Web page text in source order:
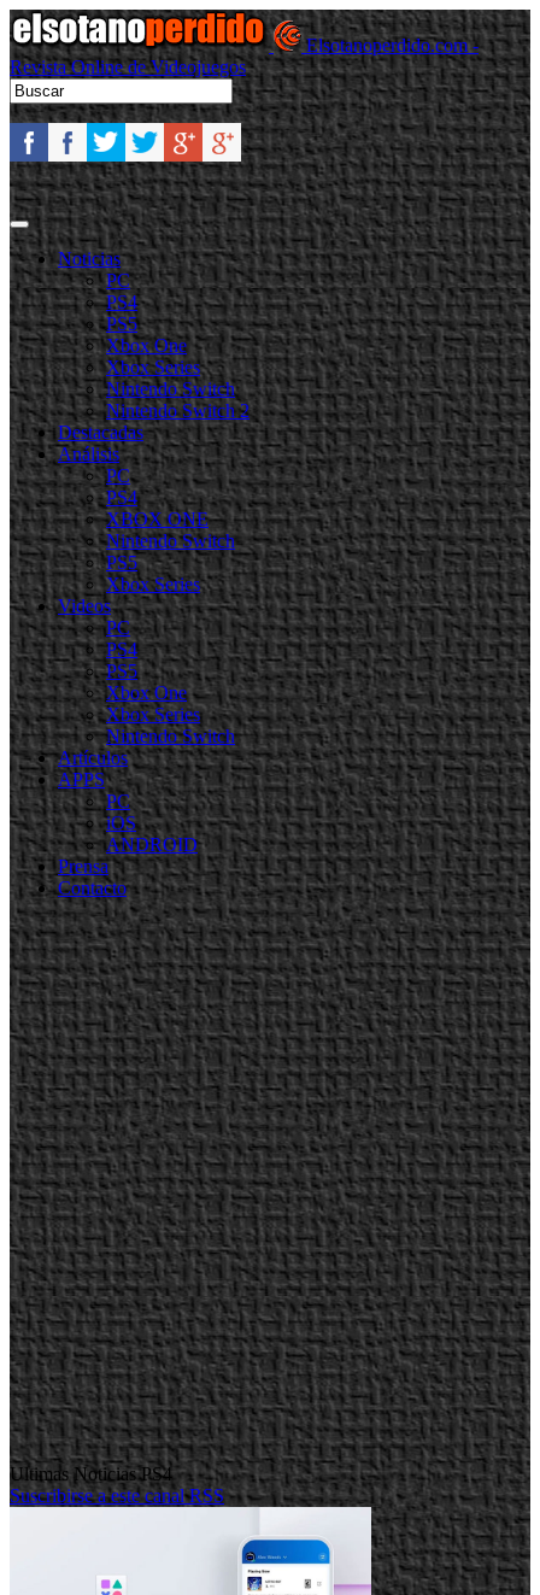
Elsotanoperdido.com -
Revista Online de Videojuegos
Noticias
PC
PS4
PS5
Xbox One
Xbox Series
Nintendo Switch
Nintendo Switch 2
Destacadas
Análisis
PC
PS4
XBOX ONE
Nintendo Switch
PS5
Xbox Series
Videos
PC
PS4
PS5
Xbox One
Xbox Series
Nintendo Switch
Artículos
APPS
PC
iOS
ANDROID
Prensa
Contacto
Ultimas Noticias PS4
Suscribirse a este canal RSS